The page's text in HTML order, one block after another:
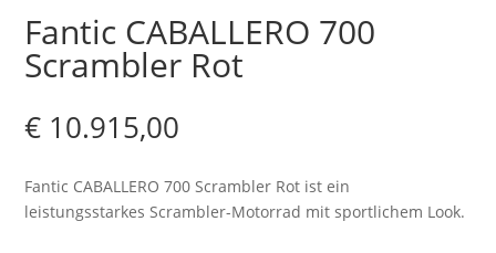
Fantic CABALLERO 700
Scrambler Rot
€ 10.915,00
Fantic CABALLERO 700 Scrambler Rot ist ein
leistungsstarkes Scrambler-Motorrad mit sportlichem Look.